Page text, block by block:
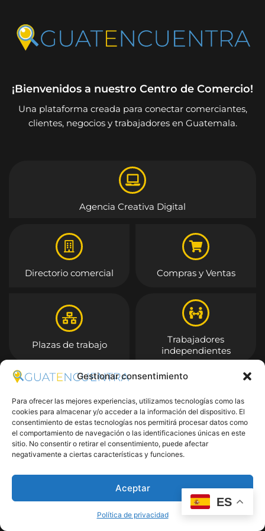
Gestionar consentimiento
Para ofrecer las mejores experiencias, utilizamos tecnologías como las
cookies para almacenar y/o acceder a la información del dispositivo. El
consentimiento de estas tecnologías nos permitirá procesar datos como
el comportamiento de navegación o las identificaciones únicas en este
sitio. No consentir o retirar el consentimiento, puede afectar
negativamente a ciertas características y funciones.
Aceptar
Política de privacidad
¡Bienvenidos a nuestro Centro de Comercio!
Una plataforma creada para conectar comerciantes,
clientes, negocios y trabajadores en Guatemala.
Agencia Creativa Digital
Directorio comercial Compras y Ventas
Plazas de trabajo
Trabajadores
independientes
Entrar
ES